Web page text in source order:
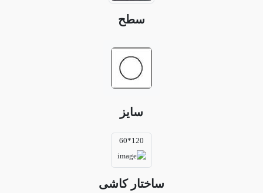
سطح
سایز
120*60
ساختار کاشی